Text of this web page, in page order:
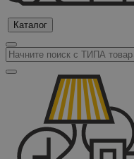
Каталог